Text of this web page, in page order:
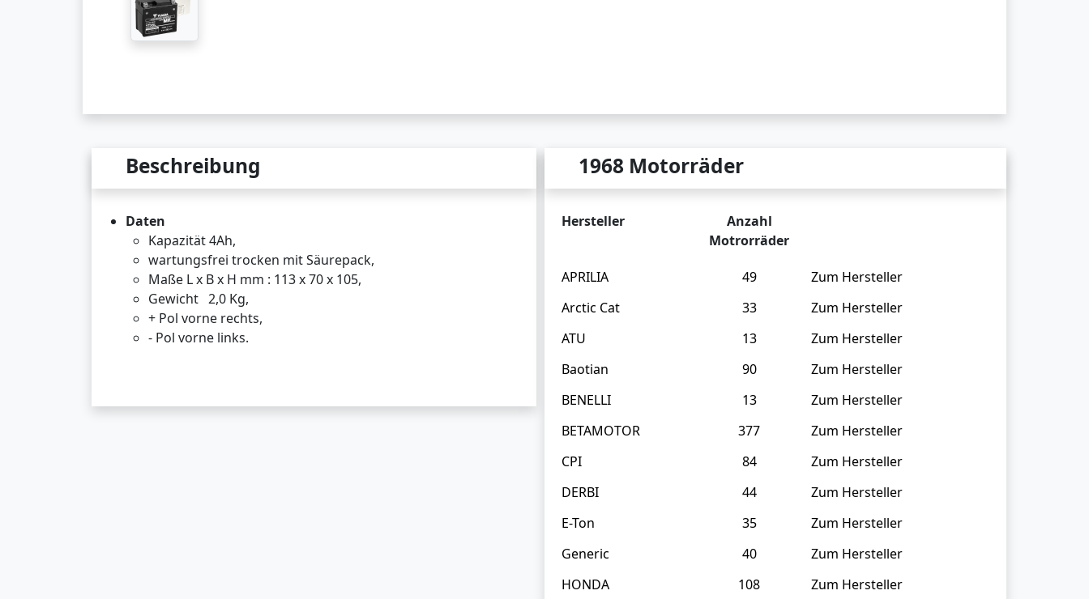
Beschreibung
Daten
Kapazität 4Ah,
wartungsfrei trocken mit Säurepack,
Maße L x B x H mm : 113 x 70 x 105,
Gewicht 2,0 Kg,
+ Pol vorne rechts,
- Pol vorne links.
1968 Motorräder
Hersteller
Anzahl
Motrorräder
APRILIA 49
Zum Hersteller
Arctic Cat
33
Zum Hersteller
ATU
13
Zum Hersteller
Baotian
90
Zum Hersteller
BENELLI
13
Zum Hersteller
BETAMOTOR
377
Zum Hersteller
CPI
84
Zum Hersteller
DERBI
44
Zum Hersteller
E-Ton
35
Zum Hersteller
Generic
40
Zum Hersteller
HONDA
108
Zum Hersteller